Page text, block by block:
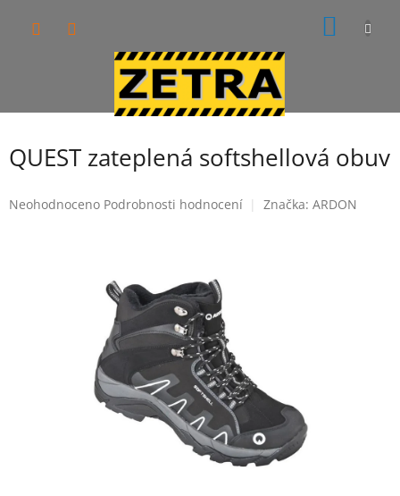
QUEST zateplená softshellová obuv
Průměrné
Neohodnoceno Podrobnosti hodnocení Značka: ARDON